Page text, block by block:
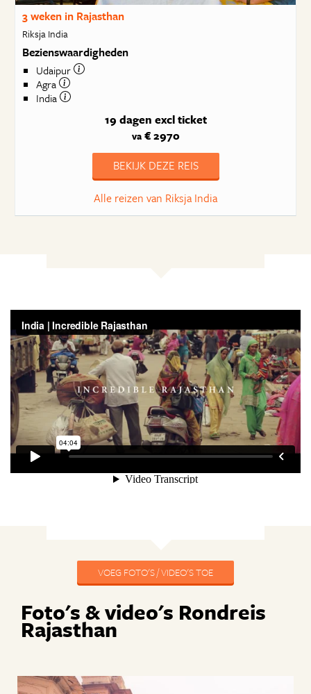
3 weken in Rajasthan
Riksja India
Bezienswaardigheden
Udaipur
Agra
India
19 dagen excl ticket
va€ 2970
BEKIJK DEZE REIS
Alle reizen van Riksja India
VOEG FOTO'S / VIDEO'S TOE
Foto's & video's Rondreis
Rajasthan